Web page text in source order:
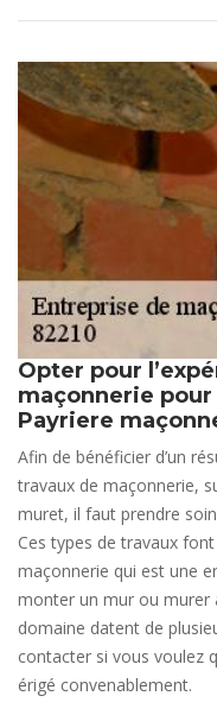
Opter pour
maçonnerie
Payriere
Afin de bénéficier d’un
travaux de maçonnerie,
muret, il faut prendre
Ces types de travaux
maçonnerie qui est une
monter un mur ou murer
domaine datent de
contacter si vous voulez
érigé convenablement.